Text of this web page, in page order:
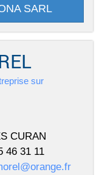
SARL
sur
CURAN
46 31 11